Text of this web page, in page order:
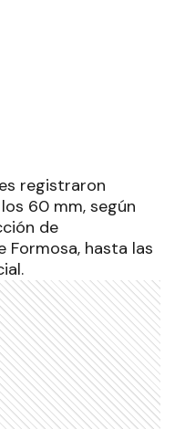
registraron
60 mm, según
de
Formosa, hasta las